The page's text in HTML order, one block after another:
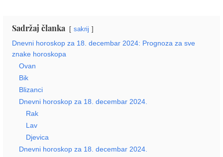
Sadržaj članka sakrij
Dnevni horoskop za 18. decembar 2024: Prognoza za sve
znake horoskopa
Ovan
Bik
Blizanci
Dnevni horoskop za 18. decembar 2024.
Rak
Lav
Djevica
Dnevni horoskop za 18. decembar 2024.